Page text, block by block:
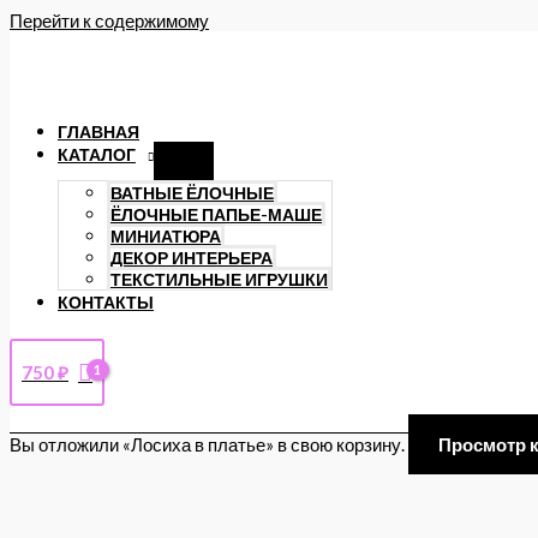
Перейти к содержимому
ГЛАВНАЯ
КАТАЛОГ
ВАТНЫЕ ЁЛОЧНЫЕ
ЁЛОЧНЫЕ ПАПЬЕ-МАШЕ
МИНИАТЮРА
ДЕКОР ИНТЕРЬЕРА
ТЕКСТИЛЬНЫЕ ИГРУШКИ
КОНТАКТЫ
750₽
Вы отложили «Лосиха в платье» в свою корзину. Просмотр